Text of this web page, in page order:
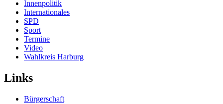
Innenpolitik
Internationales
SPD
Sport
Termine
Video
Wahlkreis Harburg
Links
Bürgerschaft